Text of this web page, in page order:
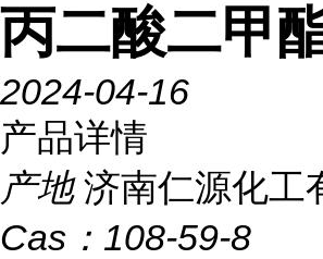
丙二酸二甲
2024-04-16
产品详情
产地 济南仁源化工
Cas： 108-59-8